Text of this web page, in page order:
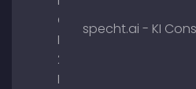
Obelisk
Briennerstr.
29 80333
München
specht.ai - KI